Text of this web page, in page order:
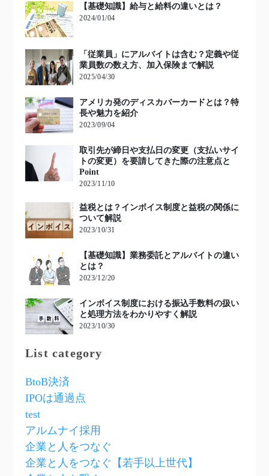
【基礎知識】給与と給料の違いとは？
2024/01/04
「従業員」にアルバイトは含む？定義や従
業員数の数え方、加入保険まで解説
2025/04/30
アメリカ発のディスカバーカードとは？特
長や魅力を紹介
2023/09/04
取引先が締日や支払日の変更（支払いサイ
トの変更）を要請してきた際の注意点と
Point
2023/11/10
益税とは？インボイス制度と益税の関係に
ついて解説
2023/10/31
【基礎知識】業務委託とアルバイトの違い
とは？
2023/12/20
インボイス制度における振込手数料の扱い
と処理方法をわかりやすく解説
2023/10/30
List category
BtoB決済
IPOは通過点
test
アルムナイ採用
企業と人をつなぐ
企業と人をつなぐ【若手以上世代】